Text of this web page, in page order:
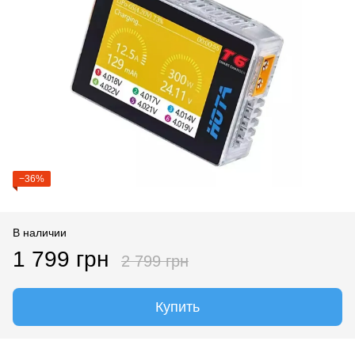
−36%
В наличии
1 799 грн 2 799 грн
Купить